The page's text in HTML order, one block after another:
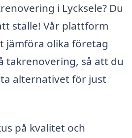
i Lycksele? Du
ställe! Vår plattform
jämföra olika företag
takrenovering, så att du
alternativet för just
på kvalitet och